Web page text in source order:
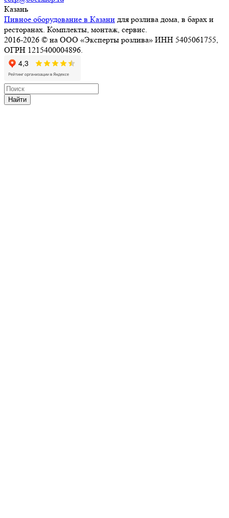
Казань
Пивное оборудование в Казани для розлива дома, в барах и
ресторанах. Комплекты, монтаж, сервис.
2016-2026 © на ООО «Эксперты розлива» ИНН 5405061755,
ОГРН 1215400004896.
Найти